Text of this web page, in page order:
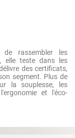
de rassembler les
elle teste dans les
des certificats,
segment. Plus de
la souplesse, les
et l'éco-